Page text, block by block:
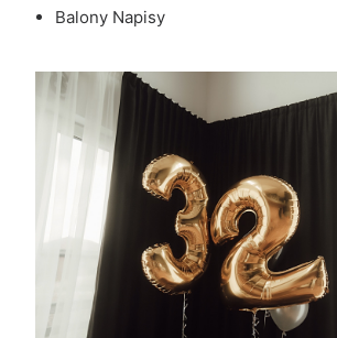
Balony Napisy